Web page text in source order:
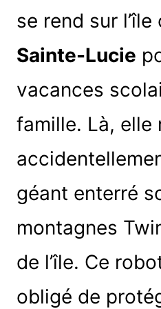
se rend sur
Sainte-Lucie
vacances
famille. Là, elle
géant enterré
montagnes
de l’île. Ce
obligé de